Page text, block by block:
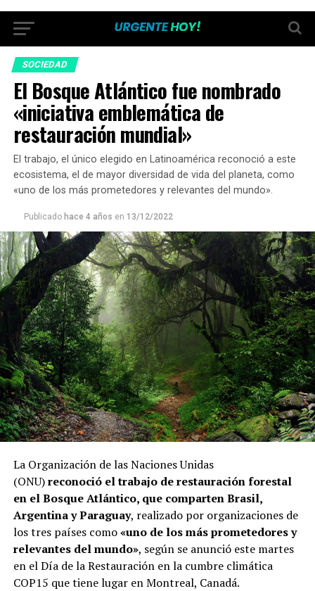
SOCIEDAD
El Bosque Atlántico fue nombrado
«iniciativa emblemática de
restauración mundial»
El trabajo, el único elegido en Latinoamérica reconoció a este
ecosistema, el de mayor diversidad de vida del planeta, como
«uno de los más prometedores y relevantes del mundo».
Publicado hace 4 años en 13/12/2022
La Organización de las Naciones Unidas
(ONU)reconoció el trabajo de restauración forestal
en el Bosque Atlántico, que comparten Brasil,
Argentina y Paraguay, realizado por organizaciones de
los tres países como«uno de los más prometedores y
relevantes del mundo», según se anunció este martes
en el Día de la Restauración en la cumbre climática
COP15 que tiene lugar en Montreal, Canadá.